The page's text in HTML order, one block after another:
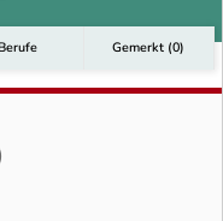
Gemerkt (0)